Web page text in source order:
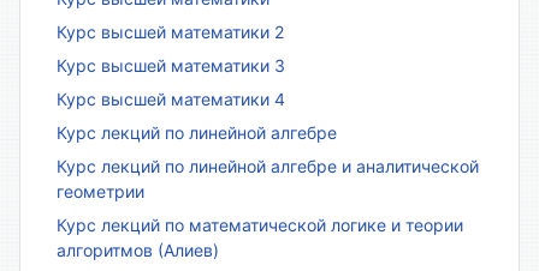
Курс высшей математики 2
Курс высшей математики 3
Курс высшей математики 4
Курс лекций по линейной алгебре
Курс лекций по линейной алгебре и аналитической
геометрии
Курс лекций по математической логике и теории
алгоритмов (Алиев)